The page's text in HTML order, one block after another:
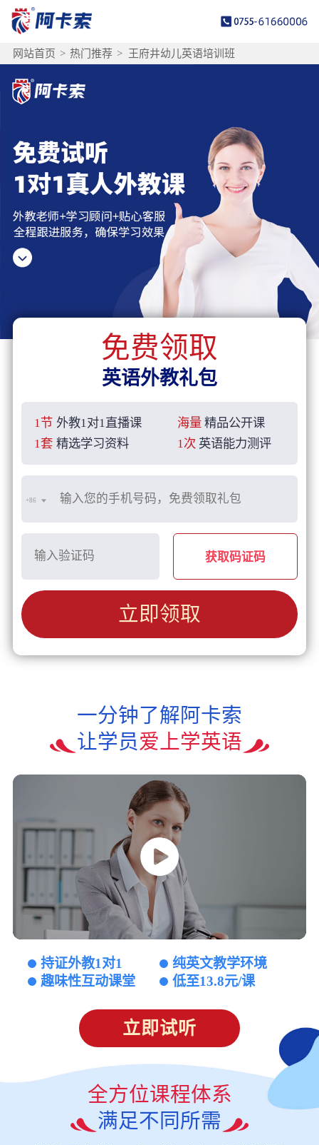
网站首页 > 热门推荐 > 王府井幼儿英语培训班
免费领取
英语外教礼包
1节 外教1对1直播课 海量 精品公开课
1套 精选学习资料 1次 英语能力测评
+86
获取码证码
立即领取
一分钟了解阿卡索
让学员爱上学英语
持证外教1对1
纯英文教学环境
趣味性互动课堂
低至13.8元/课
立即试听
全方位课程体系
满足不同所需